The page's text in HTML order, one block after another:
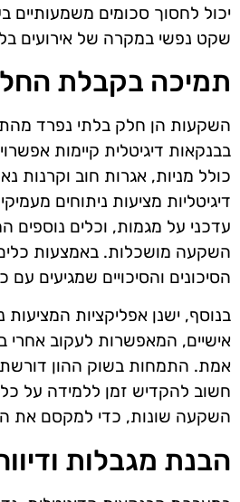
יכול לחסוך סכומים משמעותיים
שקט נפשי במקרה של אירועים
תמיכה בקבלת
השקעות הן חלק בלתי נפרד
בבנקאות דיגיטלית קיימות
כולל מניות, אגרות חוב וקרנות
דיגיטליות מציעות ניתוחים
עדכני על מגמות, וכלים נוספים
השקעה מושכלות. באמצעות
הסיכונים והסיכויים שמגיעים
בנוסף, ישנן אפליקציות המציעות
אישיים, המאפשרות לעקוב אחרי
אמת. התמחות בשוק ההון
חשוב להקדיש זמן ללמידה על
השקעה שונות, כדי למקסם את
הבנת מגבלות